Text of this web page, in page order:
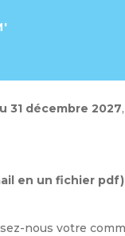
31 décembre 2027
en un fichier
nous votre